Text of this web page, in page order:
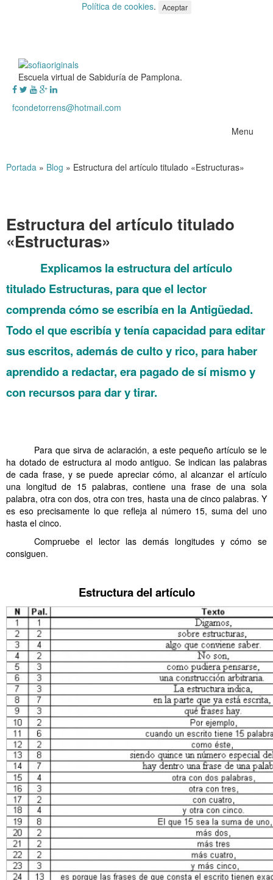
Política de cookies. Aceptar
Escuela virtual de Sabiduría de Pamplona.
fcondetorrens@hotmail.com
Menu
Portada » Blog » Estructura del artículo titulado «Estructuras»
Estructura del artículo titulado
«Estructuras»
Explicamos la estructura del artículo
titulado Estructuras, para que el lector
comprenda cómo se escribía en la Antigüedad.
Todo el que escribía y tenía capacidad para editar
sus escritos, además de culto y rico, para haber
aprendido a redactar, era pagado de sí mismo y
con recursos para dar y tirar.
Para que sirva de aclaración, a este pequeño artículo se le
ha dotado de estructura al modo antiguo. Se indican las palabras
de cada frase, y se puede apreciar cómo, al alcanzar el artículo
una longitud de 15 palabras, contiene una frase de una sola
palabra, otra con dos, otra con tres, hasta una de cinco palabras. Y
es eso precisamente lo que refleja al número 15, suma del uno
hasta el cinco.
Compruebe el lector las demás longitudes y cómo se
consiguen.
Estructura del artículo